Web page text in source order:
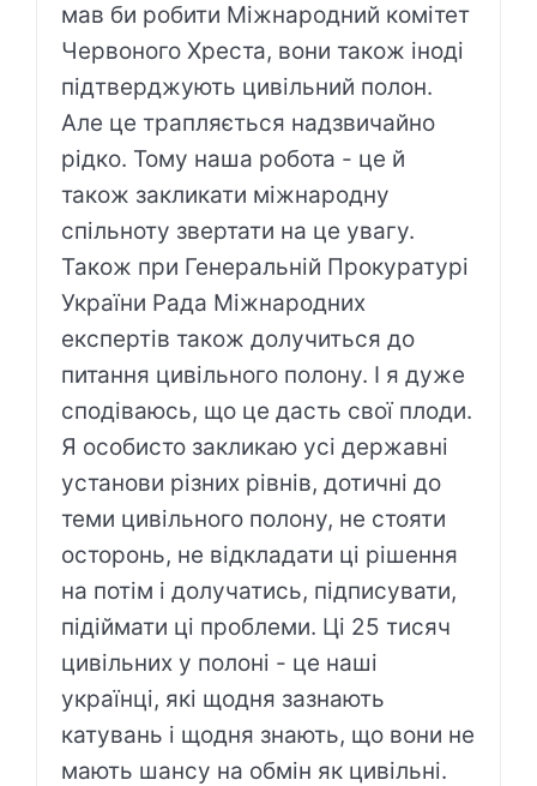
мав би робити Міжнародний комітет
Червоного Хреста, вони також іноді
підтверджують цивільний полон.
Але це трапляється надзвичайно
рідко. Тому наша робота - це й
також закликати міжнародну
спільноту звертати на це увагу.
Також при Генеральній Прокуратурі
України Рада Міжнародних
експертів також долучиться до
питання цивільного полону. І я дуже
сподіваюсь, що це дасть свої плоди.
Я особисто закликаю усі державні
установи різних рівнів, дотичні до
теми цивільного полону, не стояти
осторонь, не відкладати ці рішення
на потім і долучатись, підписувати,
підіймати ці проблеми. Ці 25 тисяч
цивільних у полоні - це наші
українці, які щодня зазнають
катувань і щодня знають, що вони не
мають шансу на обмін як цивільні.